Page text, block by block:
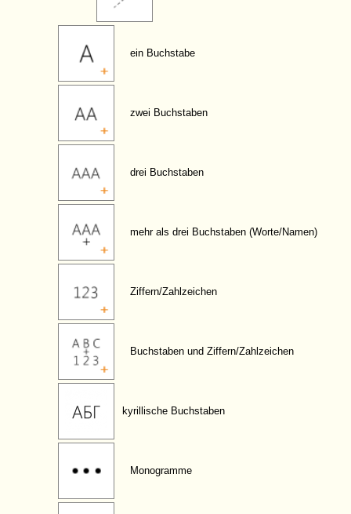
ein Buchstabe
zwei Buchstaben
drei Buchstaben
mehr als drei Buchstaben (Worte/Namen)
Ziffern/Zahlzeichen
Buchstaben und Ziffern/Zahlzeichen
kyrillische Buchstaben
Monogramme